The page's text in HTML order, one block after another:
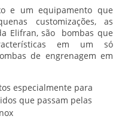
e um equipamento que
customizações, as
Elifran, são bombas que
em um só
de engrenagem em
especialmente para
que passam pelas